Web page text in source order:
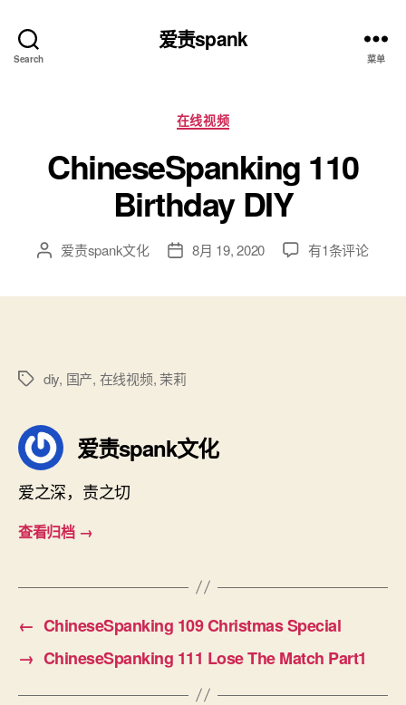
Search
爱责spank
菜单
分
类
在线视频
ChineseSpanking 110
Birthday DIY
文 爱责spank文化
发 8月 19, 2020 有1条评论
标
diy, 国产, 在线视频, 茉莉
爱责spank文化
爱之深，责之切
查看归档 →
← ChineseSpanking 109 Christmas Special
→ ChineseSpanking 111 Lose The Match Part1